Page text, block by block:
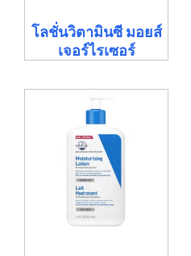
โลชั่นวิตามินซี มอยส์
เจอร์ไรเซอร์